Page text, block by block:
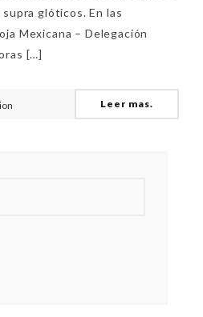
glóticos. En las
Mexicana – Delegación
[…]
Leer mas.